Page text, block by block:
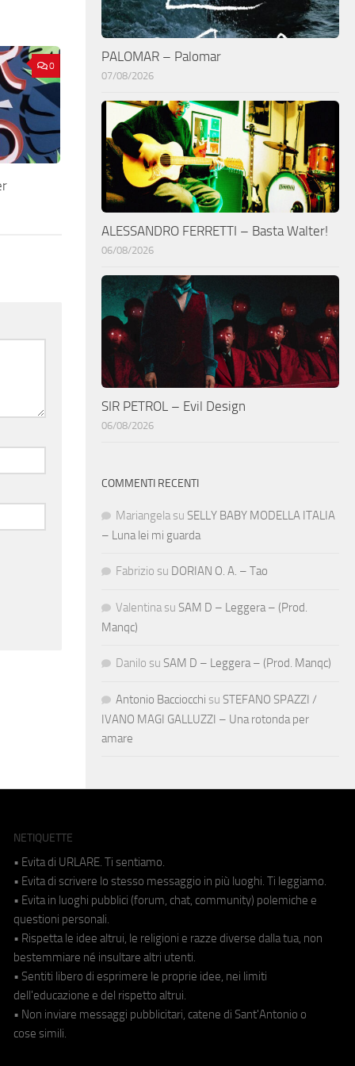
0
PALOMAR – Palomar
07/08/2026
ALESSANDRO FERRETTI – Basta Walter!
06/08/2026
SIR PETROL – Evil Design
06/08/2026
COMMENTI RECENTI
Mariangela su SELLY BABY MODELLA ITALIA
– Luna lei mi guarda
Fabrizio su DORIAN O. A. – Tao
Valentina su SAM D – Leggera – (Prod.
Manqc)
Danilo su SAM D – Leggera – (Prod. Manqc)
Antonio Bacciocchi su STEFANO SPAZZI /
IVANO MAGI GALLUZZI – Una rotonda per
amare
NETIQUETTE
• Evita di URLARE. Ti sentiamo.
• Evita di scrivere lo stesso messaggio in più luoghi. Ti leggiamo.
• Evita in luoghi pubblici (forum, chat, community) polemiche e
questioni personali.
• Rispetta le idee altrui, le religioni e razze diverse dalla tua, non
bestemmiare né insultare altri utenti.
• Sentiti libero di esprimere le proprie idee, nei limiti
dell'educazione e del rispetto altrui.
• Non inviare messaggi pubblicitari, catene di Sant'Antonio o
cose simili.